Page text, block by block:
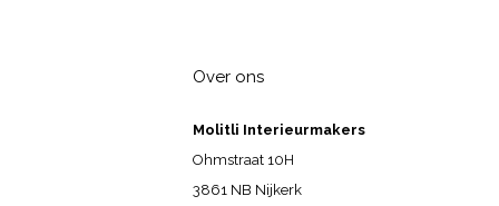
Over ons
Molitli Interieurmakers
Ohmstraat 10H
3861 NB Nijkerk